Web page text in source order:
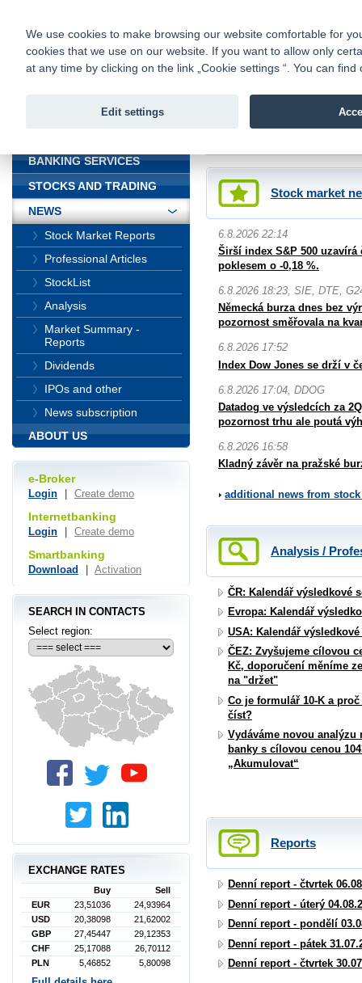
Fio banka
Fio banka
Stock market
6.8.2026 22:14
Širší index S&P 500 uzavírá
poklesem o -0,18 %.
6.8.2026 18:23, SIE, DTE,
Německá burza dnes bez
pozornost směřovala na
6.8.2026 17:52
Index Dow Jones se drží v
6.8.2026 17:04, DDOG
Datadog ve výsledcích za
pozornost trhu ale poutá
6.8.2026 16:58
Kladný závěr na pražské
additional news from stock
Analysis /
ČR: Kalendář výsledkové
Evropa: Kalendář
USA: Kalendář
ČEZ: Zvyšujeme cílovou
Kč, doporučení měníme
na "držet"
Co je formulář 10-K a
číst?
Vydáváme novou analýzu
banky s cílovou cenou
„Akumulovat“
Reports
Denní report - čtvrtek
Denní report - úterý
Denní report - pondělí
Denní report - pátek
Denní report - čtvrtek
BANKING SERVICES
STOCKS AND TRADING
NEWS
Stock Market Reports
Professional Articles
StockList
Analysis
Market Summary -
Reports
Dividends
IPOs and other
News subscription
ABOUT US
e-Broker
Login Create demo
Internetbanking
Login Create demo
Smartbanking
Download Activation
SEARCH IN CONTACTS
Select region:
EXCHANGE RATES
Buy
Sell
EUR
23,51036
24,93964
USD
20,38098
21,62002
GBP
27,45447
29,12353
CHF
25,17088
26,70112
PLN
5,46852 5,80098
We use cookies to make browsing our website comfortable for
cookies that we use on our website. If you want to allow only
at any time by clicking on the link „Cookie settings “. You can
Edit settings